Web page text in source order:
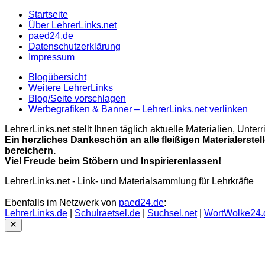
Startseite
Über LehrerLinks.net
paed24.de
Datenschutzerklärung
Impressum
Blogübersicht
Weitere LehrerLinks
Blog/Seite vorschlagen
Werbegrafiken & Banner – LehrerLinks.net verlinken
LehrerLinks.net stellt Ihnen täglich aktuelle Materialien,
Ein herzliches Dankeschön an alle fleißigen
bereichern.
Viel Freude beim Stöbern und Inspirierenlassen!
LehrerLinks.net - Link- und Materialsammlung für Lehrkräfte
Ebenfalls im Netzwerk von paed24.de:
LehrerLinks.de
Schulraetsel.de Suchsel.net|
Close